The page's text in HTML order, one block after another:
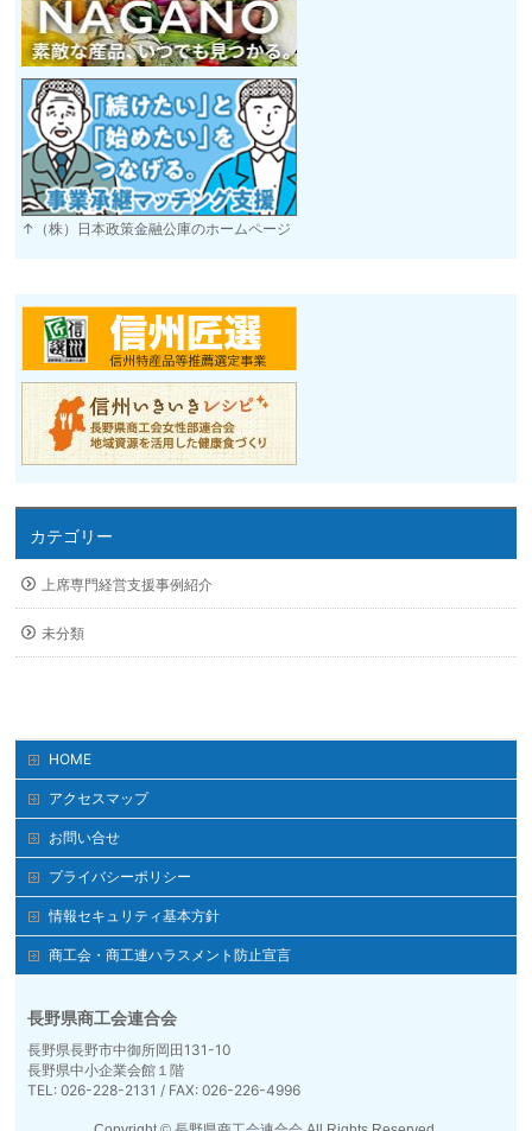
↑（株）日本政策金融公庫のホームページ
カテゴリー
上席専門経営支援事例紹介
未分類
HOME
アクセスマップ
お問い合せ
プライバシーポリシー
情報セキュリティ基本方針
商工会・商工連ハラスメント防止宣言
長野県商工会連合会
長野県長野市中御所岡田131-10
長野県中小企業会館１階
TEL: 026-228-2131 / FAX: 026-226-4996